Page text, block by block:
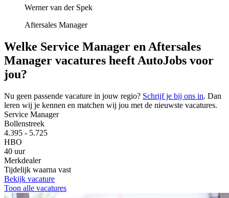
Werner van der Spek
Aftersales Manager
Welke Service Manager en Aftersales
Manager vacatures heeft AutoJobs voor
jou?
Nu geen passende vacature in jouw regio? Schrijf je bij ons in. Dan
leren wij je kennen en matchen wij jou met de nieuwste vacatures.
Service Manager
Bollenstreek
4.395 - 5.725
HBO
40 uur
Merkdealer
Tijdelijk waarna vast
Bekijk vacature
Toon alle vacatures